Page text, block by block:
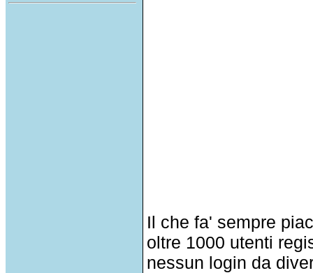
Il che fa' sempre
oltre 1000 utenti
nessun login da